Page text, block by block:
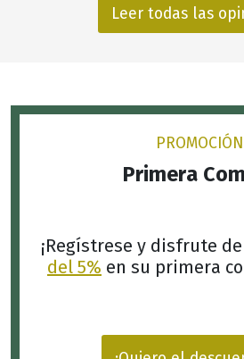
Leer todas las
PROMOCIÓN
Primera
¡Regístrese y disfrute
del 5% en su primera